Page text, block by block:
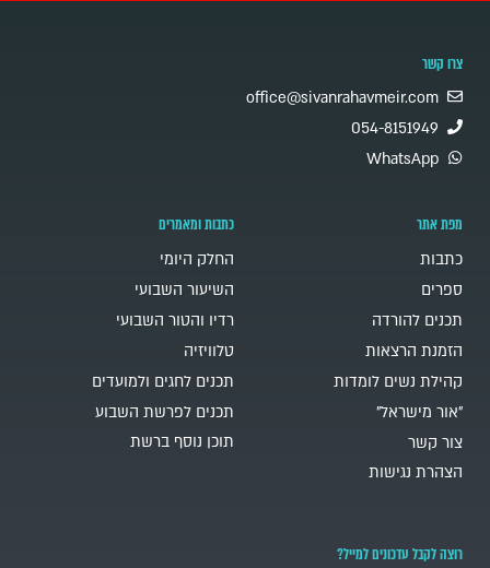
צרו קשר
office@sivanrahavmeir.com
054-8151949
WhatsApp
מפת אתר
כתבות
ספרים
תכנים להורדה
הזמנת הרצאות
קהילת נשים לומדות
"אור מישראל"
צור קשר
הצהרת נגישות
כתבות ומאמרים
החלק היומי
השיעור השבועי
רדיו והטור השבועי
טלוויזיה
תכנים לחגים ולמועדים
תכנים לפרשת השבוע
תוכן נוסף ברשת
רוצה לקבל עדכונים למייל?